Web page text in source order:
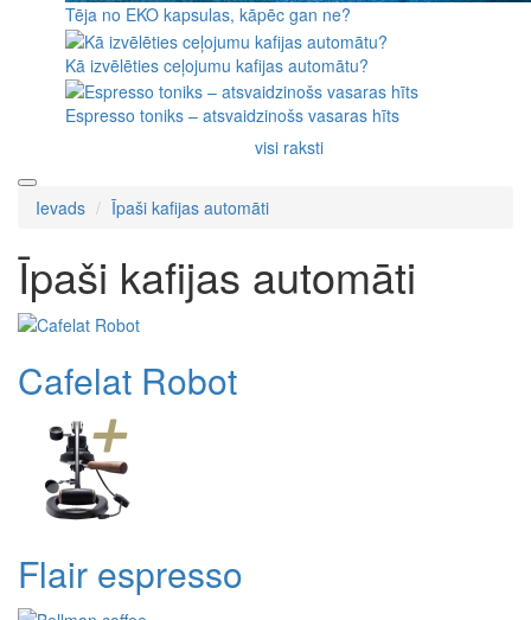
Tēja no EKO kapsulas, kāpēc gan ne?
Kā izvēlēties ceļojumu kafijas automātu?
Espresso toniks – atsvaidzinošs vasaras hīts
visi raksti
Ievads Īpaši kafijas automāti
Īpaši kafijas automāti
Cafelat Robot
Flair espresso